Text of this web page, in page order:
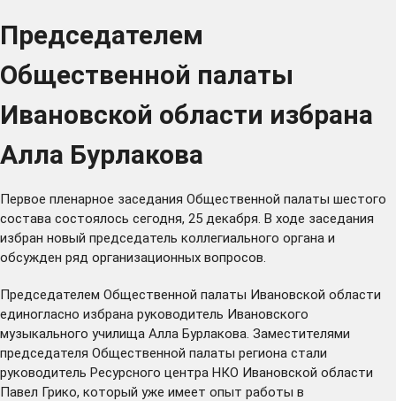
Председателем
Общественной палаты
Ивановской области избрана
Алла Бурлакова
Первое пленарное заседания Общественной палаты шестого
состава состоялось сегодня, 25 декабря. В ходе заседания
избран новый председатель коллегиального органа и
обсужден ряд организационных вопросов.
Председателем Общественной палаты Ивановской области
единогласно избрана руководитель Ивановского
музыкального училища Алла Бурлакова. Заместителями
председателя Общественной палаты региона стали
руководитель Ресурсного центра НКО Ивановской области
Павел Грико, который уже имеет опыт работы в